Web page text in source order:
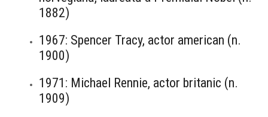
1882)
1967: Spencer Tracy, actor american (n.
1900)
1971: Michael Rennie, actor britanic (n.
1909)